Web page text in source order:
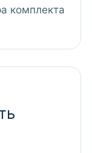
комплекта